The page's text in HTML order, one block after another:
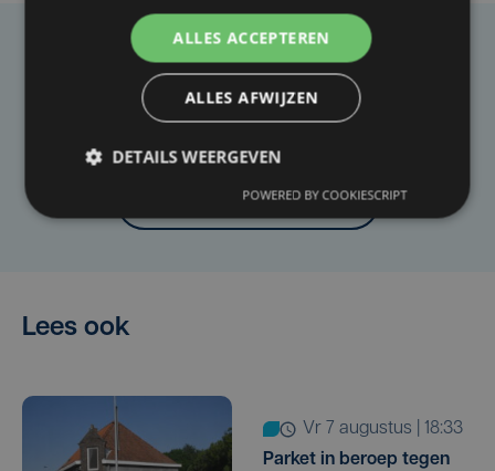
Taalfout opgemerkt?
Heb je een taal- of schrijffout opgemerkt in dit
Laat het ons weten
Lees ook
vr 7 augustus | 18:33
Parket in beroep tegen
ALLES ACCEPTEREN
ALLES AFWIJZEN
DETAILS WEERGEVEN
POWERED BY COOKIESCRIPT